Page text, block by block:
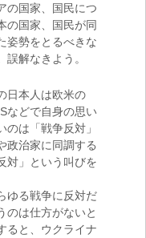
の国家、国民につ
の国家、国民が同
姿勢をとるべきな
解なきよう。
日本人は欧米の
などで自身の思い
は「戦争反対」
政治家に同調する
対」という叫びを
ゆる戦争に反対だ
のは仕方がないと
ると、ウクライナ